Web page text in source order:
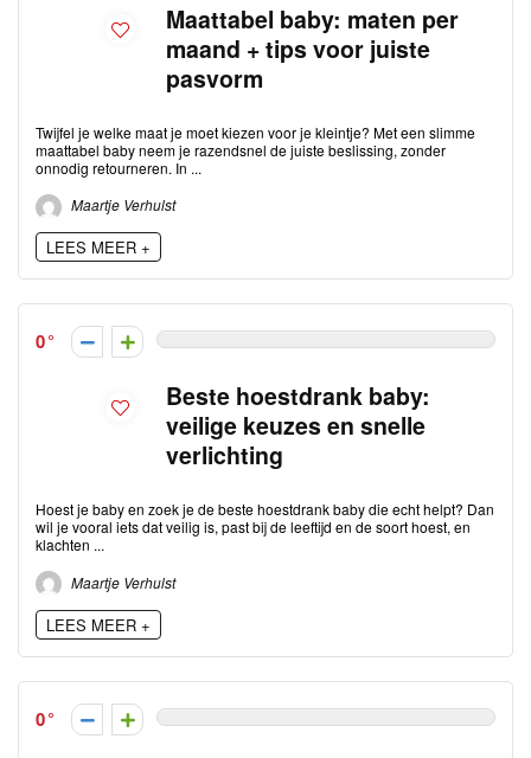
Maattabel baby: maten per
maand + tips voor juiste
pasvorm
Twijfel je welke maat je moet kiezen voor je kleintje? Met een slimme
maattabel baby neem je razendsnel de juiste beslissing, zonder
onnodig retourneren. In ...
Maartje Verhulst
LEES MEER +
0
Beste hoestdrank baby:
veilige keuzes en snelle
verlichting
Hoest je baby en zoek je de beste hoestdrank baby die echt helpt? Dan
wil je vooral iets dat veilig is, past bij de leeftijd en de soort hoest, en
klachten ...
Maartje Verhulst
LEES MEER +
0